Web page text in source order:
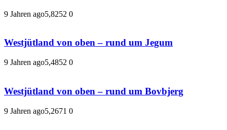
9 Jahren ago5,8252 0
Westjütland von oben – rund um Jegum
9 Jahren ago5,4852 0
Westjütland von oben – rund um Bovbjerg
9 Jahren ago5,2671 0